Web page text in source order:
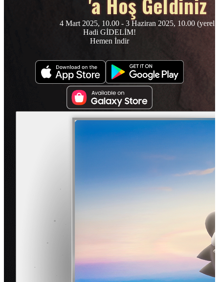
4 Mart 2025, 10.00 - 3 Haziran 2025, 10.00 (yerel
Hadi GİDELİM!
Hemen İndir